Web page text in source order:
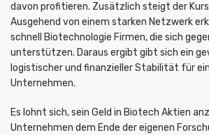
davon profitieren. Zusätzlich steigt der
Ausgehend von einem starken Netzwerk
schnell Biotechnologie Firmen, die sich
unterstützen. Daraus ergibt gibt sich ein
logistischer und finanzieller Stabilität für
Unternehmen.
Es lohnt sich, sein Geld in Biotech Aktien
Unternehmen dem Ende der eigenen